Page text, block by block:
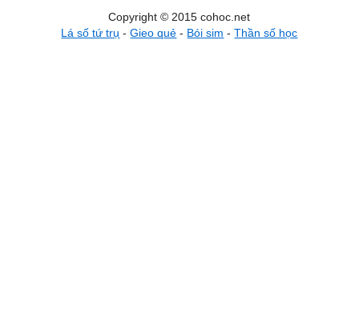
Copyright © 2015 cohoc.net
Lá số tứ trụ -Gieo quẻ - Bói sim -Thần số học